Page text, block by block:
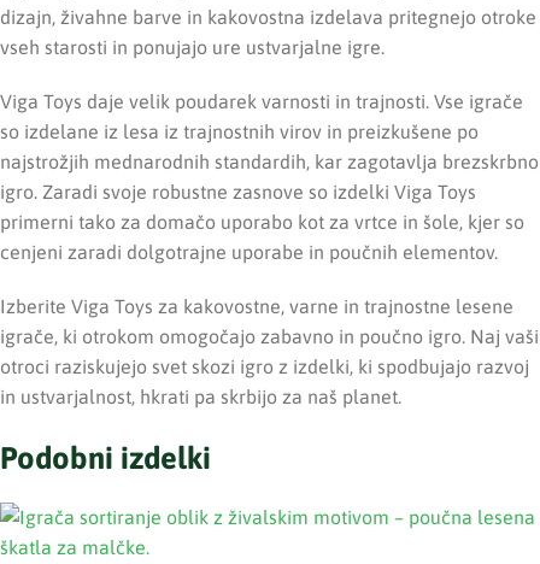
dizajn, živahne barve in kakovostna izdelava pritegnejo otroke
vseh starosti in ponujajo ure ustvarjalne igre.
Viga Toys daje velik poudarek varnosti in trajnosti. Vse igrače
so izdelane iz lesa iz trajnostnih virov in preizkušene po
najstrožjih mednarodnih standardih, kar zagotavlja brezskrbno
igro. Zaradi svoje robustne zasnove so izdelki Viga Toys
primerni tako za domačo uporabo kot za vrtce in šole, kjer so
cenjeni zaradi dolgotrajne uporabe in poučnih elementov.
Izberite Viga Toys za kakovostne, varne in trajnostne lesene
igrače, ki otrokom omogočajo zabavno in poučno igro. Naj vaši
otroci raziskujejo svet skozi igro z izdelki, ki spodbujajo razvoj
in ustvarjalnost, hkrati pa skrbijo za naš planet.
Podobni izdelki